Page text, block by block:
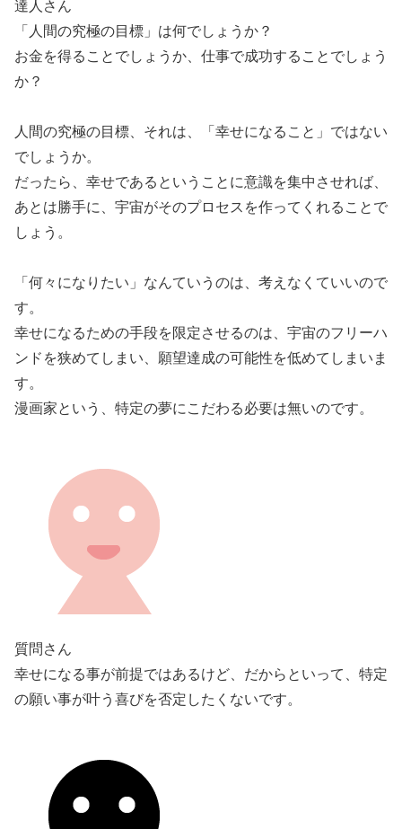
達人さん
「人間の究極の目標」は何でしょうか？
お金を得ることでしょうか、仕事で成功することでしょう
か？
人間の究極の目標、それは、「幸せになること」ではない
でしょうか。
だったら、幸せであるということに意識を集中させれば、
あとは勝手に、宇宙がそのプロセスを作ってくれることで
しょう。
「何々になりたい」なんていうのは、考えなくていいので
す。
幸せになるための手段を限定させるのは、宇宙のフリーハ
ンドを狭めてしまい、願望達成の可能性を低めてしまいま
す。
漫画家という、特定の夢にこだわる必要は無いのです。
質問さん
幸せになる事が前提ではあるけど、だからといって、特定
の願い事が叶う喜びを否定したくないです。